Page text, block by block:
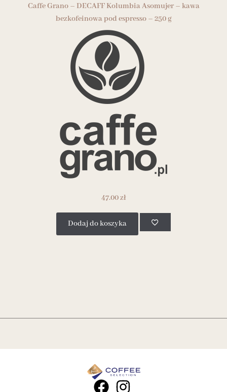
Caffe Grano – DECAFF Kolumbia Asomujer – kawa
bezkofeinowa pod espresso – 250 g
47.00zł
Dodaj do koszyka